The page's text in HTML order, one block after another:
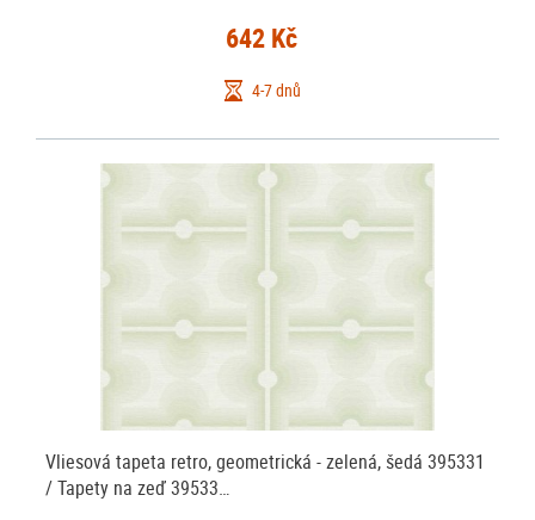
642 Kč
4-7 dnů
Vliesová tapeta retro, geometrická - zelená, šedá 395331
/ Tapety na zeď 39533…